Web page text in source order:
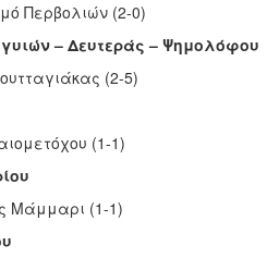
Περβολιών (2-0)
– Δευτεράς – Ψημολόφου
(2-5)
(1-1)
Μάμμαρι (1-1)